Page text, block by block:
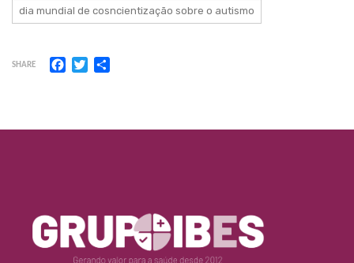
dia mundial de cosncientização sobre o autismo
SHARE Facebook
Twitter